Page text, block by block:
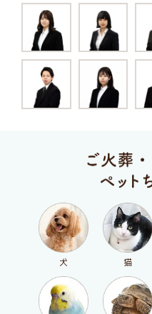
犬 猫